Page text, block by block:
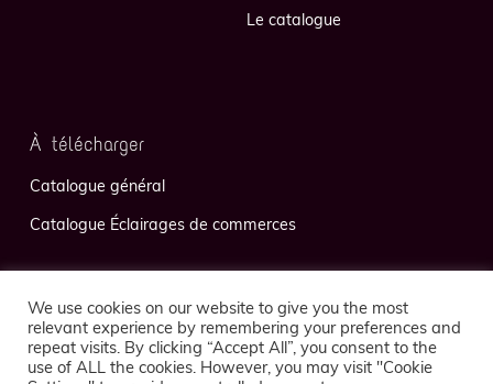
Le catalogue
À télécharger
Catalogue général
Catalogue Éclairages de commerces
Politique de confidentialité Mentions légales
We use cookies on our website to give you the most
relevant experience by remembering your preferences and
repeat visits. By clicking “Accept All”, you consent to the
use of ALL the cookies. However, you may visit "Cookie